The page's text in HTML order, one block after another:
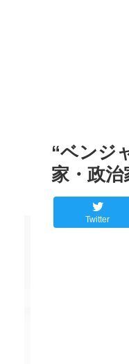
“ベンジ
家・政治
Twitter